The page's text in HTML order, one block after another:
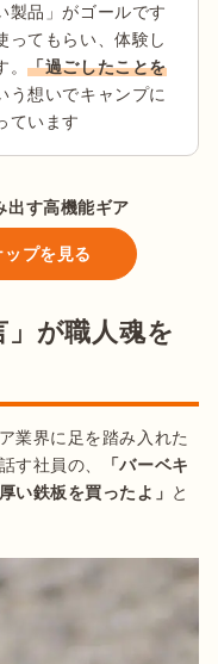
製品」がゴールです
ってもらい、体験し
。「過ごしたことを
う想いでキャンプに
ています
出す高機能ギア
プを見る
が職人魂を
業界に足を踏み入れた
す社員の、
「バーベキ
い鉄板を買ったよ」 と